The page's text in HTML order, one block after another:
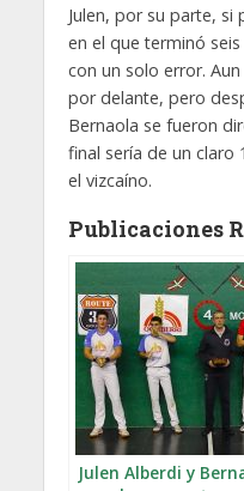
Julen, por su parte,
en el que terminó
con un solo error.
por delante, pero
Bernaola se fueron
final sería de un claro
el vizcaíno.
Publicaciones
Julen Alberdi y